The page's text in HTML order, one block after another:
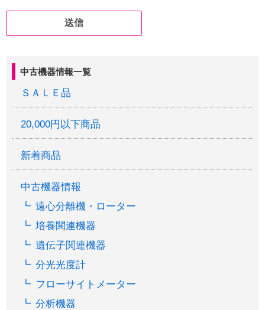
中古機器情報一覧
ＳＡＬＥ品
20,000円以下商品
新着商品
中古機器情報
遠心分離機・ローター
培養関連機器
遺伝子関連機器
分光光度計
フローサイトメーター
分析機器